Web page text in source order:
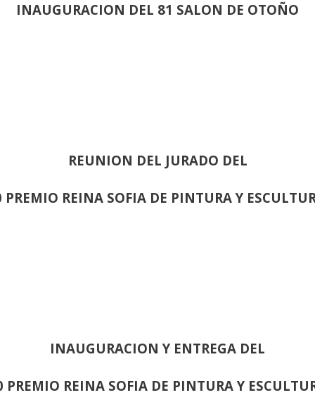
INAUGURACION DEL 81 SALON DE OTOÑO
REUNION DEL JURADO DEL
PREMIO REINA SOFIA DE PINTURA Y
INAUGURACION Y ENTREGA DEL
PREMIO REINA SOFIA DE PINTURA Y